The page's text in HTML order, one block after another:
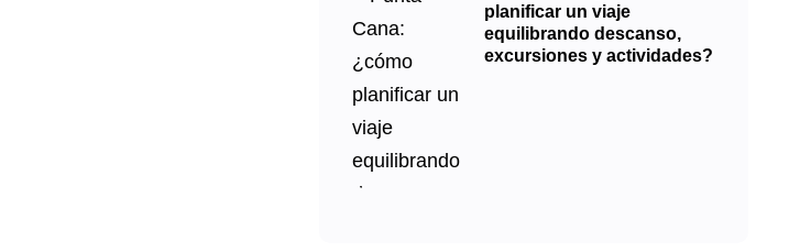
planificar un viaje
equilibrando descanso,
excursiones y actividades?